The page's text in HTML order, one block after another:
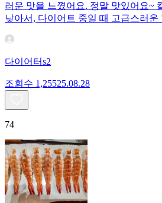
러운 맛을 느꼈어요. 정말 맛있어요~
낮아서, 다이어트 중일 때 고급스러운
다이어터s2
조회수 1,25525.08.28
74